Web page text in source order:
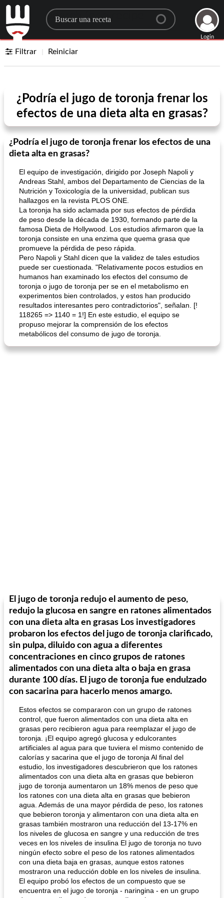
Search for a recipe
Login
Filtrar Reiniciar
¿Podría el jugo de toronja frenar los
efectos de una dieta alta en grasas?
¿Podría el jugo de toronja frenar los efectos de una
dieta alta en grasas?
El equipo de investigación, dirigido por Joseph Napoli y
Andreas Stahl, ambos del Departamento de Ciencias de la
Nutrición y Toxicología de la universidad, publican sus
hallazgos en la revista PLOS ONE.
La toronja ha sido aclamada por sus efectos de pérdida
de peso desde la década de 1930, formando parte de la
famosa Dieta de Hollywood. Los estudios afirmaron que la
toronja consiste en una enzima que quema grasa que
promueve la pérdida de peso rápida.
Pero Napoli y Stahl dicen que la validez de tales estudios
puede ser cuestionada. "Relativamente pocos estudios en
humanos han examinado los efectos del consumo de
toronja o jugo de toronja per se en el metabolismo en
experimentos bien controlados, y estos han producido
resultados interesantes pero contradictorios", señalan. [!
118265 => 1140 = 1!] En este estudio, el equipo se
propuso mejorar la comprensión de los efectos
metabólicos del consumo de jugo de toronja.
El jugo de toronja redujo el aumento de peso,
redujo la glucosa en sangre en ratones alimentados
con una dieta alta en grasas Los investigadores
probaron los efectos del jugo de toronja clarificado,
sin pulpa, diluido con agua a diferentes
concentraciones en cinco grupos de ratones
alimentados con una dieta alta o baja en grasa
durante 100 días. El jugo de toronja fue endulzado
con sacarina para hacerlo menos amargo.
Estos efectos se compararon con un grupo de ratones
control, que fueron alimentados con una dieta alta en
grasas pero recibieron agua para reemplazar el jugo de
toronja. ¡El equipo agregó glucosa y edulcorantes
artificiales al agua para que tuviera el mismo contenido de
calorías y sacarina que el jugo de toronja Al final del
estudio, los investigadores descubrieron que los ratones
alimentados con una dieta alta en grasas que bebieron
jugo de toronja aumentaron un 18% menos de peso que
los ratones con una dieta alta en grasas que bebieron
agua. Además de una mayor pérdida de peso, los ratones
que bebieron toronja y alimentaron con una dieta alta en
grasas también mostraron una reducción del 13-17% en
los niveles de glucosa en sangre y una reducción de tres
veces en los niveles de insulina El jugo de toronja no tuvo
ningún efecto sobre el peso de los ratones alimentados
con una dieta baja en grasas, aunque estos ratones
mostraron una reducción doble en los niveles de insulina.
El equipo probó los efectos de un compuesto que se
encuentra en el jugo de toronja - naringina - en un grupo